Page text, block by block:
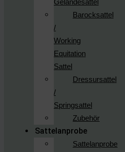
Geländesattel
Barocksattel
/
Working
Equitation
Sattel
Dressursattel
/
Springsattel
Zubehör
Sattelanprobe
Sattelanprobe